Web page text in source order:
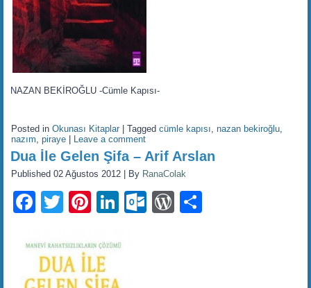
NAZAN BEKİROĞLU -Cümle Kapısı-
Posted in Okunası Kitaplar |Tagged cümle kapısı,nazan bekiroğlu,
nazım,piraye Leave a comment
Dua İle Gelen Şifa – Arif Arslan
Published 02 Ağustos 2012 By RanaColak
Facebook
TwitterPinterest
LinkedIn
Outlook.com
WordPress